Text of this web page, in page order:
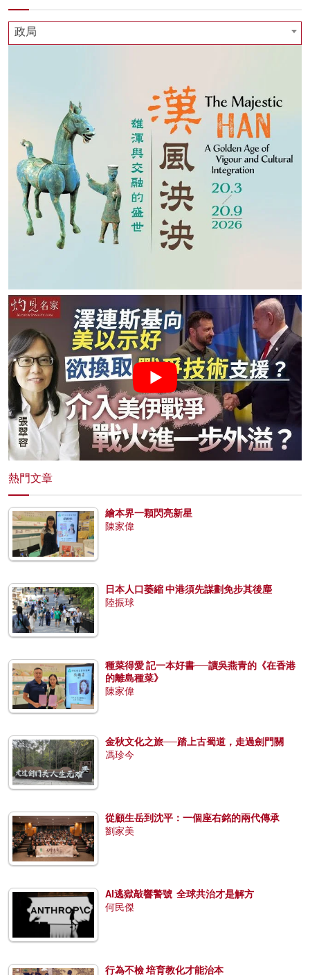
政局
熱門文章
繪本界一顆閃亮新星
陳家偉
日本人口萎縮 中港須先謀劃免步其後塵
陸振球
種菜得愛 記一本好書──讀吳燕青的《在香港
的離島種菜》
陳家偉
金秋文化之旅──踏上古蜀道，走過劍門關
馮珍今
從顧生岳到沈平：一個座右銘的兩代傳承
劉家美
AI逃獄敲響警號 全球共治才是解方
何民傑
行為不檢 培育教化才能治本